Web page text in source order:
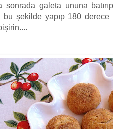
sonrada galeta ununa
şekilde yapıp 180 derece